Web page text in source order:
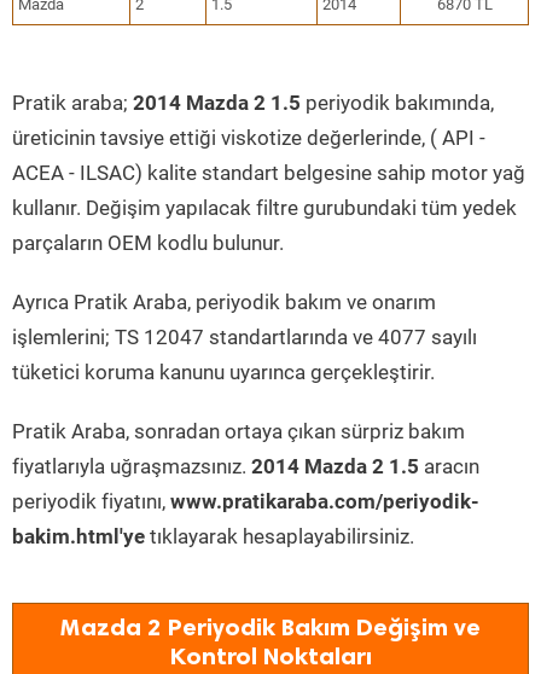
Mazda 2 1.5 2014 6870 TL
Pratik araba; 2014 Mazda 2 1.5 periyodik bakımında,
üreticinin tavsiye ettiği viskotize değerlerinde, ( API -
ACEA - ILSAC) kalite standart belgesine sahip motor yağ
kullanır. Değişim yapılacak filtre gurubundaki tüm yedek
parçaların OEM kodlu bulunur.
Ayrıca Pratik Araba, periyodik bakım ve onarım
işlemlerini; TS 12047 standartlarında ve 4077 sayılı
tüketici koruma kanunu uyarınca gerçekleştirir.
Pratik Araba, sonradan ortaya çıkan sürpriz bakım
fiyatlarıyla uğraşmazsınız. 2014 Mazda 2 1.5 aracın
periyodik fiyatını, www.pratikaraba.com/periyodik-
bakim.html'ye tıklayarak hesaplayabilirsiniz.
Mazda 2 Periyodik Bakım Değişim ve
Kontrol Noktaları